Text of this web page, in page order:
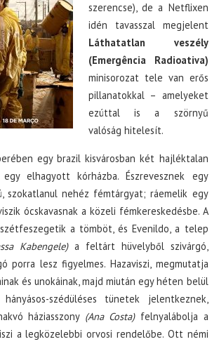
szerencse), de a Netflixen
idén tavasszal megjelent
Láthatatlan veszély
(Emergência Radioativa)
minisorozat tele van erős
pillanatokkal – amelyeket
ezúttal is a szörnyű
valóság hitelesít.
egy brazil kisvárosban két hajléktalan
egy elhagyott kórházba. Észrevesznek egy
szokatlanul nehéz fémtárgyat; ráemelik egy
ócskavasnak a közeli fémkereskedésbe. A
a tömböt, és Evenildo, a telep
Kabengele)a feltárt hüvelyből szivárgó,
porra lesz figyelmes. Hazaviszi, megmutatja
és unokáinak, majd miután egy héten belül
hányásos-szédüléses tünetek jelentkeznek,
háziasszony (Ana Costa)felnyalábolja a
a legközelebbi orvosi rendelőbe. Ott némi